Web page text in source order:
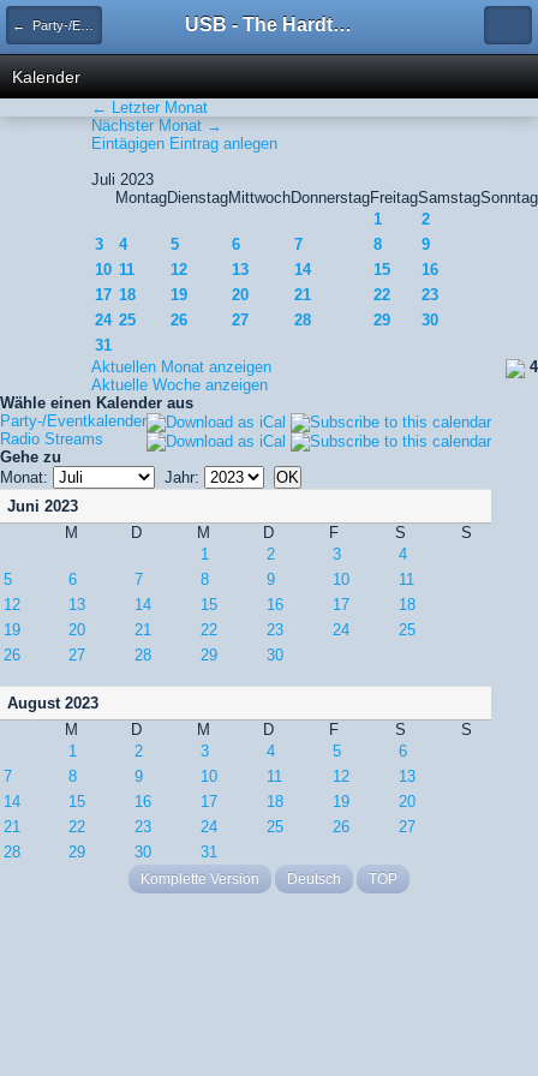
← Party-/Eventkalender USB - The Hardtechno Family
Kalender
← Letzter Monat
Nächster Monat →
Eintägigen Eintrag anlegen
Juli 2023
MontagDienstagMittwochDonnerstagFreitagSamstagSonntag
1
2
3
4 5 6 7 8
9
10 11 12 13 14 15
16
17 18 19 20 21 22
23
24 25 26 27 28 29
30
31
4
Aktuellen Monat anzeigen
Aktuelle Woche anzeigen
Wähle einen Kalender aus
Party-/Eventkalender
Radio Streams
Gehe zu
Monat:
Jahr:
Juni 2023
M
D M D F S
S
1
2 3
4
5
6 7 8 9 10
11
12
13 14 15 16 17
18
19
20 21 22 23 24
25
26
27 28 29 30
August 2023
M
D M D F S
S
1
2 3 4 5
6
7
8 9 10 11 12
13
14
15 16 17 18 19
20
21
22 23 24 25 26
27
28
29 30 31
Komplette Version Deutsch TOP